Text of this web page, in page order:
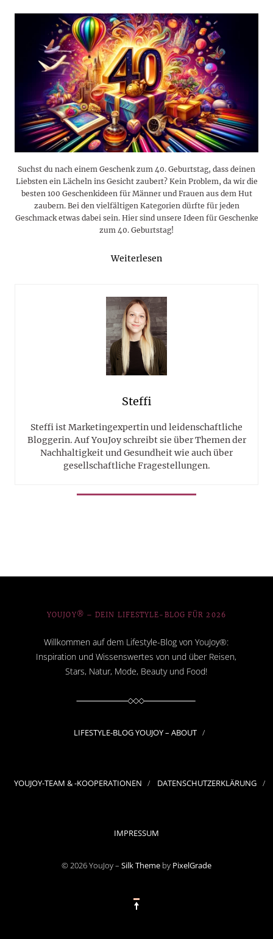
Suchst du nach einem Geschenk zum 40. Geburtstag, dass deinen
Liebsten ein Lächeln ins Gesicht zaubert? Kein Problem, da wir die
besten 100 Geschenkideen für Männer und Frauen aus dem Hut
zaubern. Bei den vielfältigen Kategorien dürfte für jeden
Geschmack etwas dabei sein. Hier sind unsere Ideen für Geschenke
zum 40. Geburtstag!
Weiterlesen
Steffi
Steffi ist Marketingexpertin und leidenschaftliche
Bloggerin. Auf YouJoy schreibt sie über Themen der
Nachhaltigkeit und Gesundheit wie auch über
gesellschaftliche Fragestellungen.
YOUJOY® – DEIN LIFESTYLE-BLOG FÜR 2026
Willkommen auf dem Lifestyle-Blog von YouJoy®:
Inspiration und Wissenswertes von und über Reisen,
Stars, Natur, Mode, Beauty und Food!
LIFESTYLE-BLOG YOUJOY – ABOUT
YOUJOY-TEAM & -KOOPERATIONEN DATENSCHUTZERKLÄRUNG
IMPRESSUM
© 2026 YouJoy – Silk Theme by PixelGrade